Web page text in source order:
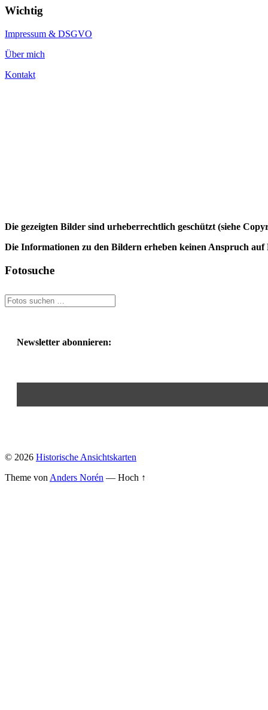
Wichtig
Impressum & DSGVO
Über mich
Kontakt
Die gezeigten Bilder sind urheberrechtlich geschützt (siehe
Die Informationen zu den Bildern erheben keinen Anspruch
Fotosuche
Newsletter abonnieren:
© 2026 Historische Ansichtskarten
Theme von Anders Norén — Hoch ↑